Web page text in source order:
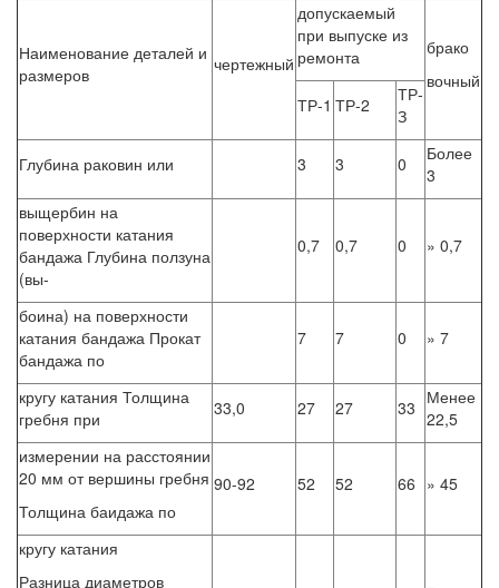
Наименование деталей и
размеров
чертежный
допускаемый
при выпуске из
ремонта
брако
вочный
ТР-1 ТР-2
ТР-
З
Глубина раковин или 3 3 0
Более
3
выщербин на
поверхности катания
бандажа Глубина ползуна
(вы-
0,7 0,7 0 » 0,7
боина) на поверхности
катания бандажа Прокат
бандажа по
7 7 0 » 7
кругу катания Толщина
гребня при
33,0 27 27 33 Менее
22,5
измерении на расстоянии
20 мм от вершины гребня
Толщина баидажа по
90-92 52 52 66 » 45
кругу катания
Разница диаметров